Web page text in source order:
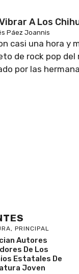
A Los
Páez Joannis
casi una hora y
de rock pop del
por las
, PRINCIPAL
Autores
De Los
Estatales De
Joven